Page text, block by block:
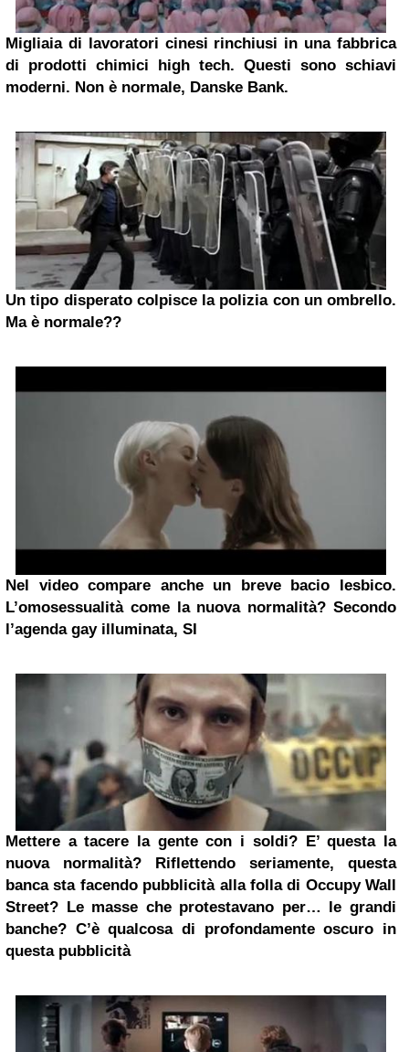
Migliaia di lavoratori cinesi rinchiusi in una fabbrica
di prodotti chimici high tech. Questi sono schiavi
moderni. Non è normale, Danske Bank.
Un tipo disperato colpisce la polizia con un ombrello.
Ma è normale??
Nel video compare anche un breve bacio lesbico.
L’omosessualità come la nuova normalità? Secondo
l’agenda gay illuminata, SI
Mettere a tacere la gente con i soldi? E’ questa la
nuova normalità? Riflettendo seriamente, questa
banca sta facendo pubblicità alla folla di Occupy Wall
Street? Le masse che protestavano per… le grandi
banche? C’è qualcosa di profondamente oscuro in
questa pubblicità